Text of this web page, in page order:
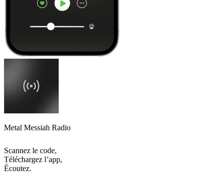
Metal Messiah Radio
Scannez le code,
Téléchargez l’app,
Écoutez.